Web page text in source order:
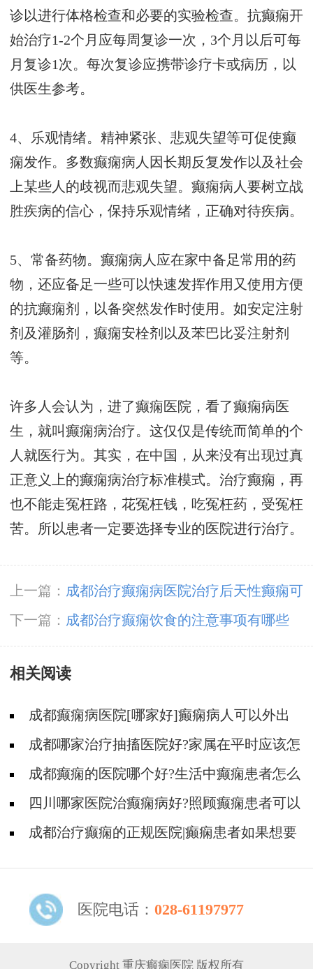
诊以进行体格检查和必要的实验检查。抗癫痫开
始治疗1-2个月应每周复诊一次，3个月以后可每
月复诊1次。每次复诊应携带诊疗卡或病历，以
供医生参考。
4、乐观情绪。精神紧张、悲观失望等可促使癫
痫发作。多数癫痫病人因长期反复发作以及社会
上某些人的歧视而悲观失望。癫痫病人要树立战
胜疾病的信心，保持乐观情绪，正确对待疾病。
5、常备药物。癫痫病人应在家中备足常用的药
物，还应备足一些可以快速发挥作用又使用方便
的抗癫痫剂，以备突然发作时使用。如安定注射
剂及灌肠剂，癫痫安栓剂以及苯巴比妥注射剂
等。
许多人会认为，进了癫痫医院，看了癫痫病医
生，就叫癫痫病治疗。这仅仅是传统而简单的个
人就医行为。其实，在中国，从来没有出现过真
正意义上的癫痫病治疗标准模式。治疗癫痫，再
也不能走冤枉路，花冤枉钱，吃冤枉药，受冤枉
苦。所以患者一定要选择专业的医院进行治疗。
上一篇： 成都治疗癫痫病医院治疗后天性癫痫可
以治好吗?
下一篇： 成都治疗癫痫饮食的注意事项有哪些
呢?
相关阅读
成都癫痫病医院[哪家好]癫痫病人可以外出
吗?成都哪家治疗抽搐医院好?家属在平时应该怎
么照顾癫痫患者?
成都癫痫的医院哪个好?生活中癫痫患者怎么
护理?四川哪家医院治癫痫病好?照顾癫痫患者可以
从哪几方面入手?
成都治疗癫痫的正规医院|癫痫患者如果想要
医院电话： 028-61197977
Copyright 重庆癫痫医院 版权所有